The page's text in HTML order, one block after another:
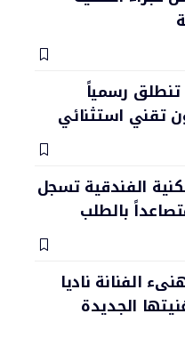
سلسلة POVA 8 تنطلق رسمياً
تقني استثنائي
الفندقية تسجل
بالطلب
الفنانة ناديا
الجديدة